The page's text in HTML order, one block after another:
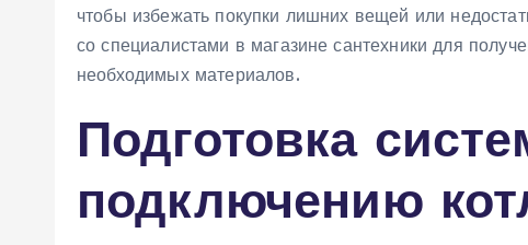
чтобы избежать покупки лишних вещей или
со специалистами в магазине сантехники для
необходимых материалов.
Подготовка
подключению